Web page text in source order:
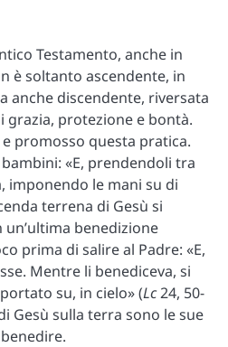
Testamento, anche in
è soltanto ascendente, in
anche discendente, riversata
grazia, protezione e bontà.
promosso questa pratica.
«E, prendendoli tra
imponendo le mani su di
terrena di Gesù si
benedizione
prima di salire al Padre: «E,
Mentre li benediceva, si
su, in cielo» (Lc24, 50-
Gesù sulla terra sono le sue